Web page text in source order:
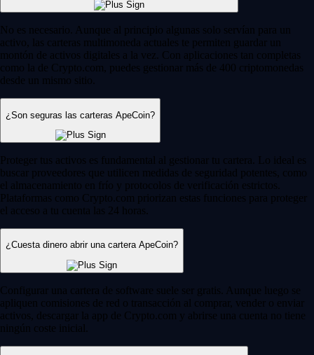
No es necesario. Aunque al principio algunas solo servían para un
activo, las carteras multimoneda actuales te permiten guardar un
montón de activos digitales a la vez. Con aplicaciones tan completas
como la de Crypto.com, puedes gestionar más de 400 criptomonedas
desde un mismo sitio.
¿Son seguras las carteras ApeCoin?
Proteger tus activos es fundamental al gestionar tu cartera. Lo ideal es
buscar proveedores que utilicen medidas de seguridad potentes, como
el almacenamiento en frío y protocolos de verificación estrictos.
Plataformas como Crypto.com priorizan estas funciones para proteger
el acceso a tu cuenta las 24 horas.
¿Cuesta dinero abrir una cartera ApeCoin?
Configurar una cartera de software suele ser gratis. Aunque luego se
apliquen comisiones de red o transacción al comprar, vender o enviar
activos, descargar la app de Crypto.com y abrirse una cuenta no tiene
ningún coste inicial.